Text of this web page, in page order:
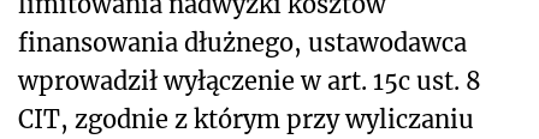
finansowania dłużnego, ustawodawca
wprowadził wyłączenie w art. 15c ust. 8
CIT, zgodnie z którym przy wyliczaniu